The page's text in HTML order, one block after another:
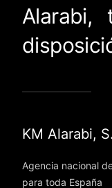
KM Alarabi,
Agencia nacional
para toda España